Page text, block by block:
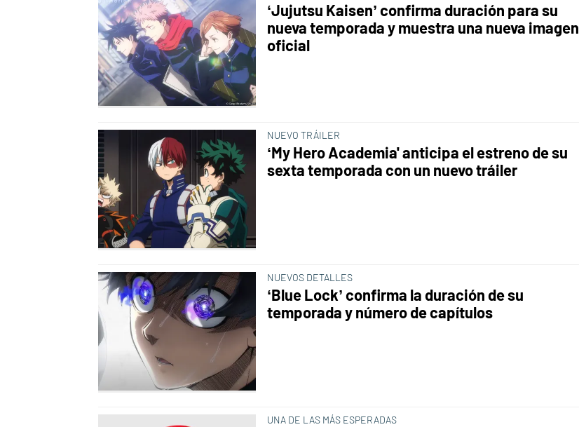
‘Jujutsu Kaisen’ confirma duración para su
nueva temporada y muestra una nueva imagen
oficial
NUEVO TRÁILER
‘My Hero Academia' anticipa el estreno de su
sexta temporada con un nuevo tráiler
NUEVOS DETALLES
‘Blue Lock’ confirma la duración de su
temporada y número de capítulos
UNA DE LAS MÁS ESPERADAS